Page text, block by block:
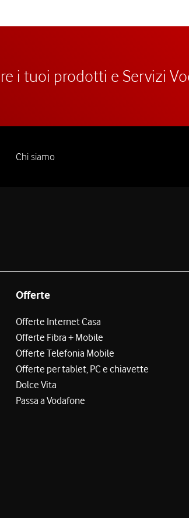
i tuoi prodotti e Servizi
Chi siamo
Offerte
Offerte Internet Casa
Offerte Fibra + Mobile
Offerte Telefonia Mobile
Offerte per tablet, PC e chiavette
Dolce Vita
Passa a Vodafone